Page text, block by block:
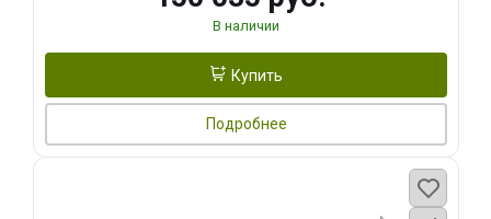
В наличии
Купить
Подробнее